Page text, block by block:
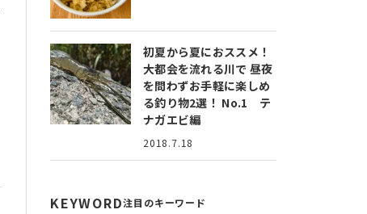
初夏から夏におススメ！
大都会を流れる川で 昼夜
を問わずお手軽に楽しめ
る釣り物2選！ No.1 テ
ナガエビ編
2018.7.18
KEYWORD注目のキーワード